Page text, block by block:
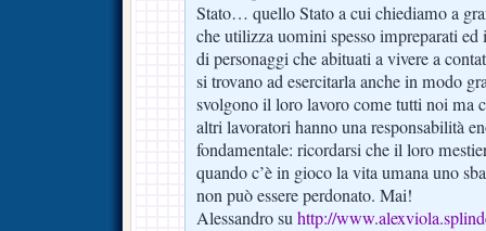
Stato… quello Stato a cui chiediamo a
che utilizza uomini spesso impreparati
di personaggi che abituati a vivere a
si trovano ad esercitarla anche in modo
svolgono il loro lavoro come tutti noi ma
altri lavoratori hanno una responsabilità
fondamentale: ricordarsi che il loro
quando c’è in gioco la vita umana uno
non può essere perdonato. Mai!
Alessandro suhttp://